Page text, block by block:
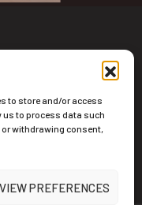
to store and/or access
to process data such
withdrawing consent,
VIEW PREFERENCES